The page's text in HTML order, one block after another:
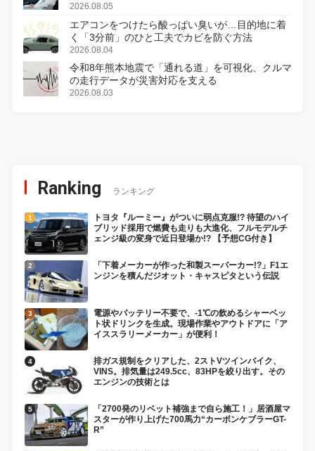
2026.08.05
エアコンをつけたら酸っぱい臭いが…目的地に着
く「3分前」のひと工夫でカビを防ぐ方法
2026.08.04
令和8年熊本地震で「通れる道」を可視化、クルマ
の走行データが災害対応を支える
2026.08.03
Ranking ランキング
トヨタ『ルーミー』がついに弱点克服!? 待望のハイ
ブリッド採用で燃費も走りも大進化、フルモデルチ
ェンジ級の変身で近日登場か!? 【予想CG付き】
「下着メーカーが作った和製スーパーカー!?」F1エ
ンジンを積んだジオット・キャスピタという伝説
電源やバッテリー不要で、-1℃の飲めるシャーベッ
ト状ドリンクを生成。現場作業やアウトドアに「ア
イススラリーメーカー」が便利！
排ガス規制をクリアした、2ストVツインバイク、
VINS。排気量は249.5cc、83HPを絞り出す。その
エンジンの技術とは
「2700発のリベット補強まで自ら施工！」居酒屋マ
スターが作り上げた700馬力“カーボンケブラーGT-
R”